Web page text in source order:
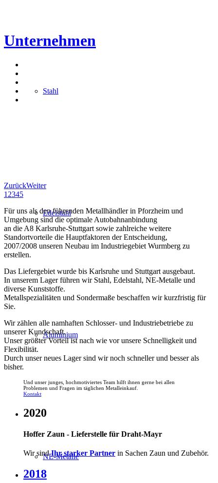
Stahl
Edelstahl
Aluminium
NE-Metalle
Unternehmen
ZurückWeiter
1 2345
Für uns als den führenden Metallhändler in Pforzheim und
Umgebung sind die optimale Autobahnanbindung
an die A8 Karlsruhe-Stuttgart sowie zahlreiche weitere
Standortvorteile die Hauptfaktoren der Entscheidung,
2007/2008 unseren Neubau im Industriegebiet Wurmberg zu
erstellen.
Das Liefergebiet wurde bis Karlsruhe und Stuttgart ausgebaut.
In unserem Lager führen wir Stahl, Edelstahl, NE-Metalle und
diverse Kunststoffe.
Metallspezialitäten und Sondermaße beschaffen wir kurzfristig für
Sie.
Wir zählen alle namhaften Schlosser- und Industriebetriebe zu
unserer Kundschaft.
Unser größter Vorteil ist nach wie vor unsere Schnelligkeit und
Flexibilität.
Durch unser neues Lager sind wir noch schneller und besser als
bisher.
Und unser junges, hochmotiviertes Team hilft ihnen gerne bei allen
Problemen und Fragen im täglichen Metalleinkauf.
Kontakt
2020
Hoffer Zaun - Lieferstelle für Draht-Mayr
Wir sindIhr starker Partner in Sachen Zaun und Zubehör.
2018